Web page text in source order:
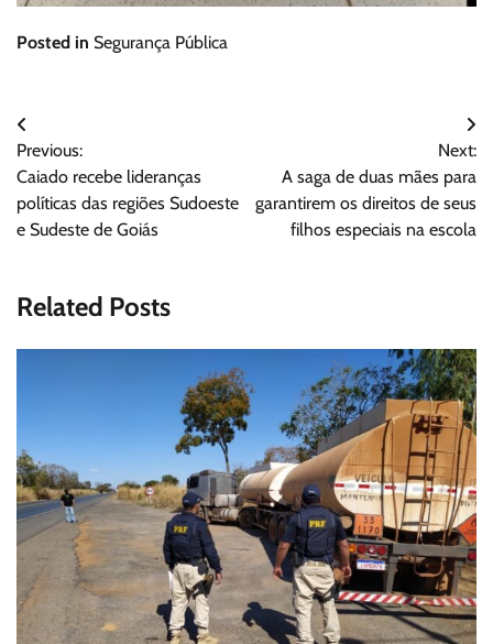
Posted in Segurança Pública
Navegação
de
Post
Previous:
Caiado recebe lideranças
políticas das regiões Sudoeste
e Sudeste de Goiás
Next:
A saga de duas mães para
garantirem os direitos de seus
filhos especiais na escola
Related Posts